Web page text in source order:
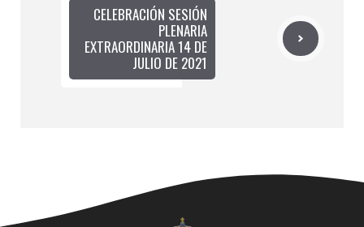
CELEBRACIÓN SESIÓN
PLENARIA
EXTRAORDINARIA 14 DE
JULIO DE 2021